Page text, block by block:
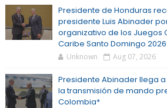
Presidente de Honduras
presidente Luis Abinader
organizativo de los Juegos
Caribe Santo Domingo
Unknown Aug 07, 2026
Presidente Abinader llega
la transmisión de mando
Colombia*